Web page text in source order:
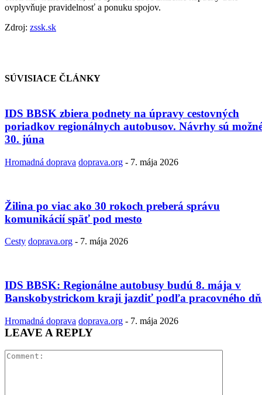
ovplyvňuje pravidelnosť a ponuku spojov.
Zdroj: zssk.sk
SÚVISIACE ČLÁNKY
IDS BBSK zbiera podnety na úpravy cestovných
poriadkov regionálnych autobusov. Návrhy sú
30. júna
Hromadná doprava doprava.org - 7. mája 2026
Žilina po viac ako 30 rokoch preberá správu
komunikácií späť pod mesto
Cesty doprava.org - 7. mája 2026
IDS BBSK: Regionálne autobusy budú 8. mája v
Banskobystrickom kraji jazdiť podľa pracovného
Hromadná doprava doprava.org - 7. mája 2026
LEAVE A REPLY